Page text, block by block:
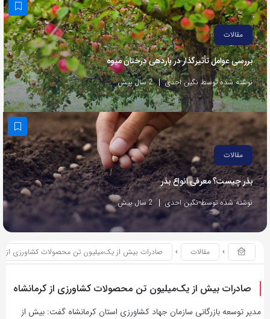
مقالات
بررسی عوامل تأثیرگذار در باردهی درختان میوه
نوشته شده توسط نگین احدی 2 سال پیش
مقالات
بذر چیست؟ معرفی انواع بذر
نوشته شده توسط نگین احدی 2 سال پیش
مقالات صادرات بیش از یک‌میلیون تن محصولات کشاورزی از
صادرات بیش از یک‌میلیون تن محصولات کشاورزی از کرمانشاه
مدیر توسعه بازرگانی سازمان جهاد کشاورزی استان کرمانشاه گفت: بیش از